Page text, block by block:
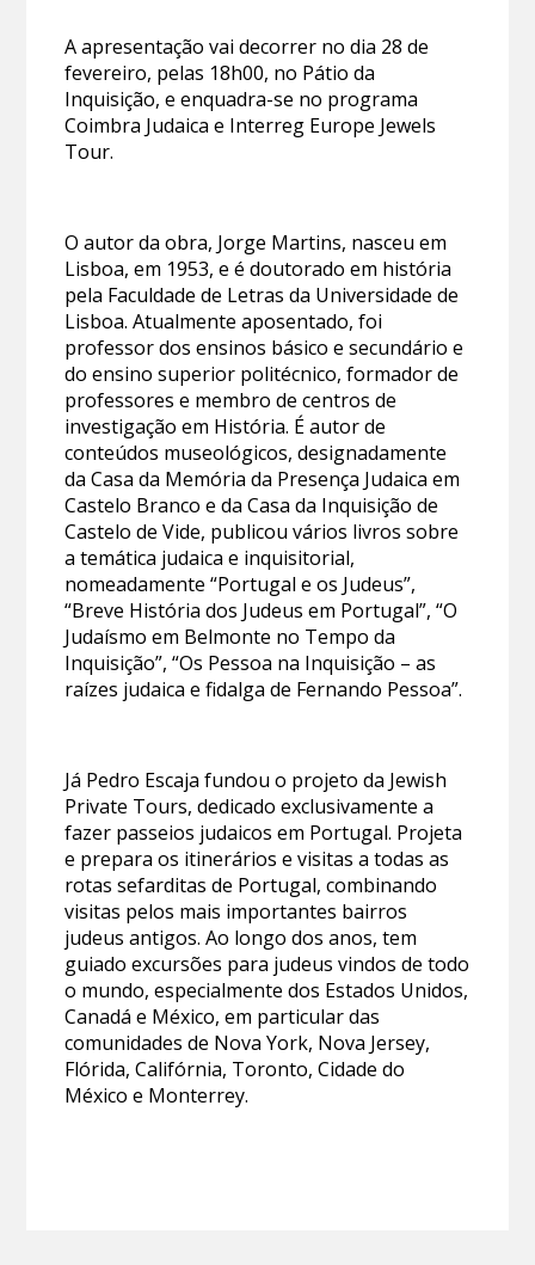
A apresentação vai decorrer no dia 28 de
fevereiro, pelas 18h00, no Pátio da
Inquisição, e enquadra-se no programa
Coimbra Judaica e Interreg Europe Jewels
Tour.
O autor da obra, Jorge Martins, nasceu em
Lisboa, em 1953, e é doutorado em história
pela Faculdade de Letras da Universidade de
Lisboa. Atualmente aposentado, foi
professor dos ensinos básico e secundário e
do ensino superior politécnico, formador de
professores e membro de centros de
investigação em História. É autor de
conteúdos museológicos, designadamente
da Casa da Memória da Presença Judaica em
Castelo Branco e da Casa da Inquisição de
Castelo de Vide, publicou vários livros sobre
a temática judaica e inquisitorial,
nomeadamente “Portugal e os Judeus”,
“Breve História dos Judeus em Portugal”, “O
Judaísmo em Belmonte no Tempo da
Inquisição”, “Os Pessoa na Inquisição – as
raízes judaica e fidalga de Fernando Pessoa”.
Já Pedro Escaja fundou o projeto da Jewish
Private Tours, dedicado exclusivamente a
fazer passeios judaicos em Portugal. Projeta
e prepara os itinerários e visitas a todas as
rotas sefarditas de Portugal, combinando
visitas pelos mais importantes bairros
judeus antigos. Ao longo dos anos, tem
guiado excursões para judeus vindos de todo
o mundo, especialmente dos Estados Unidos,
Canadá e México, em particular das
comunidades de Nova York, Nova Jersey,
Flórida, Califórnia, Toronto, Cidade do
México e Monterrey.